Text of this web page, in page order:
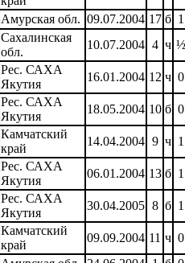
Амурская обл. 09.07.2004 17 б 1
Сахалинская
обл.
10.07.2004 4 ч ½
Рес. САХА
Якутия
16.01.2004 12 ч 0
Рес. САХА
Якутия
18.05.2004 10 б 0
Камчатский
край
14.04.2004 9 ч 1
Рес. САХА
Якутия
06.01.2004 13 б 1
Рес. САХА
Якутия
30.04.2005 8 б 1
Камчатский
край
09.09.2004 11 ч 0